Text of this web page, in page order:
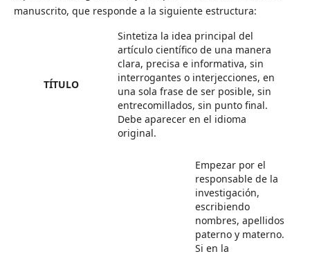
manuscrito, que responde a la siguiente estructura:
TÍTULO
Sintetiza la idea principal del
artículo científico de una manera
clara, precisa e informativa, sin
interrogantes o interjecciones, en
una sola frase de ser posible, sin
entrecomillados, sin punto final.
Debe aparecer en el idioma
original.
Empezar por el
responsable de la
investigación,
escribiendo
nombres, apellidos
paterno y materno.
Si en la